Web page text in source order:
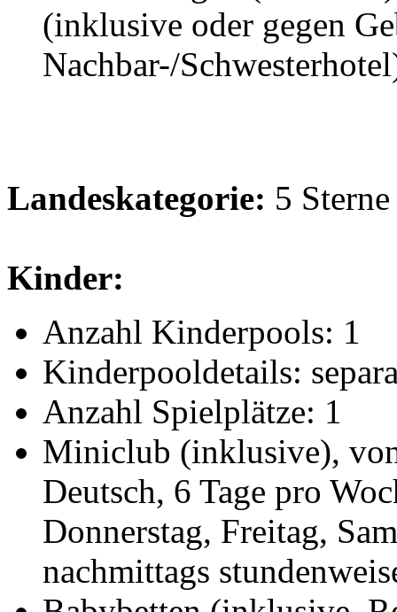
(inklusive oder gegen
Nachbar-/
Landeskategorie: 5 Sterne
Kinder:
Anzahl Kinderpools: 1
Kinderpooldetails:
Anzahl Spielplätze: 1
Miniclub (inklusive),
Deutsch, 6 Tage pro
Donnerstag, Freitag,
nachmittags